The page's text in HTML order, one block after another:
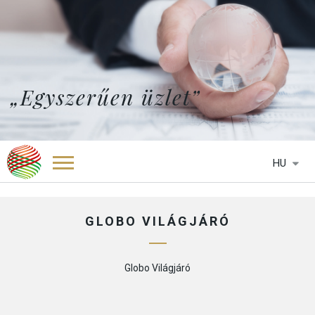
„Egyszerűen üzlet”
RÓLUNK
HTCC BELGIUM
HU
GLOBO VILÁGJÁRÓ
Globo Világjáró